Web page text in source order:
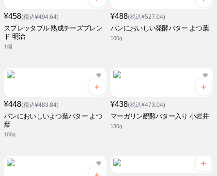
¥458(税込¥494.64)
スプレッタブル 熟成チーズブレン
ド 明治
1個
¥488(税込¥527.04)
パンにおいしい発酵バター よつ葉
100g
¥448(税込¥483.84)
パンにおいしいよつ葉バター よつ
葉
100g
¥438(税込¥473.04)
マーガリン醗酵バター入り 小岩井
180g